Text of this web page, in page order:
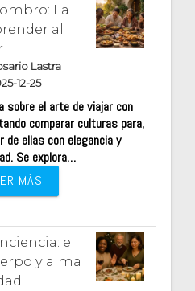
La
al
Lastra
12-25
sobre el arte de viajar con
comparar culturas para,
de ellas con elegancia y
Se explora…
MÁS
el
y alma